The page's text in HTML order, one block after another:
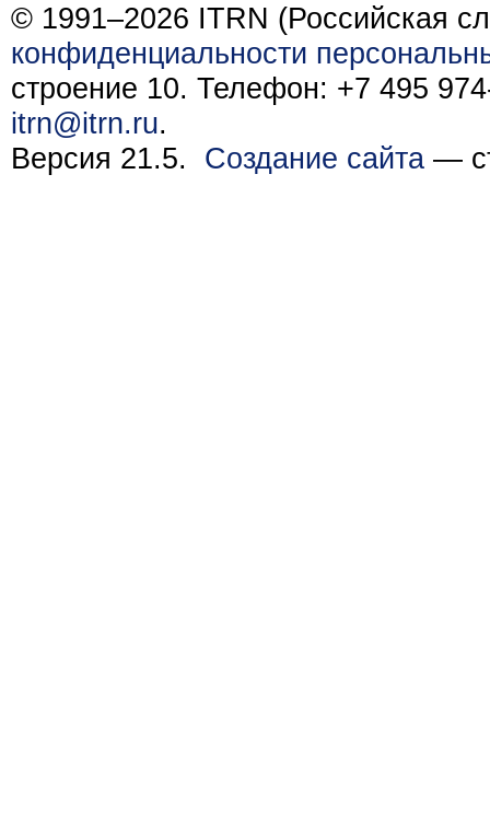
© 1991–2026 ITRN (Российская
конфиденциальности
строение 10. Телефон: +7 495
itrn@itrn.ru.
Версия 21.5. Создание сайта —